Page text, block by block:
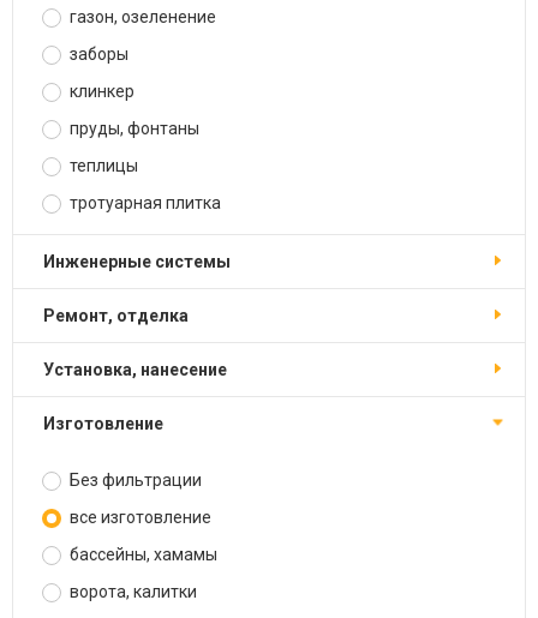
газон, озеленение
заборы
клинкер
пруды, фонтаны
теплицы
тротуарная плитка
инженерные системы
ремонт, отделка
установка, нанесение
изготовление
Без фильтрации
все изготовление
бассейны, хамамы
ворота, калитки